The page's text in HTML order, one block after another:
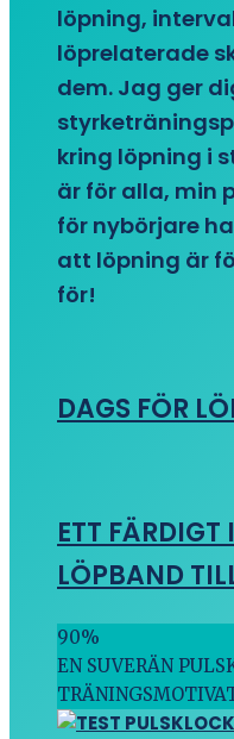
löpning,
löprelaterade
dem. Jag ger
kring löpning i
är för alla, min
för nybörjare
att löpning är
för!
DAGS FÖR
ETT FÄRDIGT
LÖPBAND
90%
EN SUVERÄN